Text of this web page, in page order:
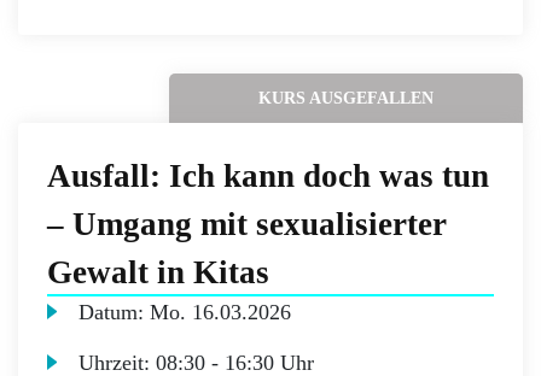
KURS AUSGEFALLEN
Ausfall: Ich kann doch was tun
– Umgang mit sexualisierter
Gewalt in Kitas
Datum:Mo. 16.03.2026
Uhrzeit:08:30 - 16:30 Uhr